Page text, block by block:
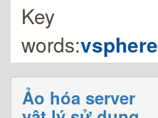
Key
words:vsphere
Ảo hóa server